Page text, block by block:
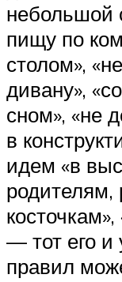
небольшой
пищу по
столом»,
дивану»,
сном», «не
в
идем «в
родителям,
— тот его и
правил